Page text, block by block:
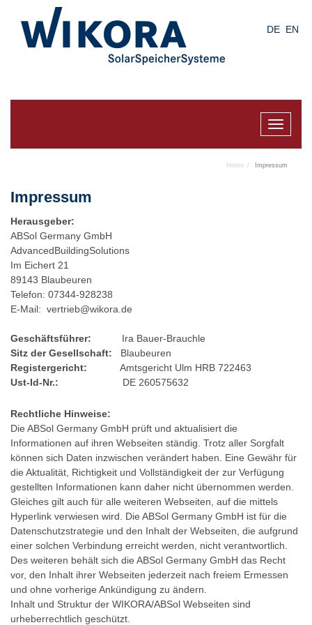
DE EN
Toggle
Home Impressum
Impressum
Herausgeber:
ABSol Germany GmbH
AdvancedBuildingSolutions
Im Eichert 21
89143 Blaubeuren
Telefon: 07344-928238
E-Mail: vertrieb@wikora.de
Geschäftsführer:
Ira Bauer-Brauchle
Sitz der Gesellschaft:
Blaubeuren
Registergericht: Amtsgericht Ulm HRB 722463
Ust-Id-Nr.: DE 260575632
Rechtliche Hinweise:
Die ABSol Germany GmbH prüft und aktualisiert die
Informationen auf ihren Webseiten ständig. Trotz aller Sorgfalt
können sich Daten inzwischen verändert haben. Eine Gewähr für
die Aktualität, Richtigkeit und Vollständigkeit der zur Verfügung
gestellten Informationen kann daher nicht übernommen werden.
Gleiches gilt auch für alle weiteren Webseiten, auf die mittels
Hyperlink verwiesen wird. Die ABSol Germany GmbH ist für die
Datenschutzstrategie und den Inhalt der Webseiten, die aufgrund
einer solchen Verbindung erreicht werden, nicht verantwortlich.
Des weiteren behält sich die ABSol Germany GmbH das Recht
vor, den Inhalt ihrer Webseiten jederzeit nach freiem Ermessen
und ohne vorherige Ankündigung zu ändern.
Inhalt und Struktur der WIKORA/ABSol Webseiten sind
urheberrechtlich geschützt.